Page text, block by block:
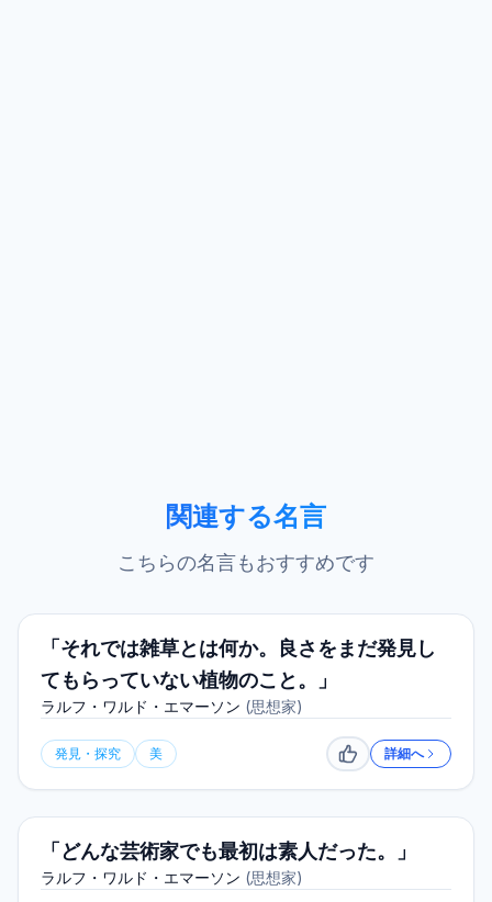
関連する名言
こちらの名言もおすすめです
「それでは雑草とは何か。良さをまだ発見し
てもらっていない植物のこと。」
ラルフ・ワルド・エマーソン (思想家)
発見・探究 美 いいね詳細へ
「どんな芸術家でも最初は素人だった。」
ラルフ・ワルド・エマーソン (思想家)